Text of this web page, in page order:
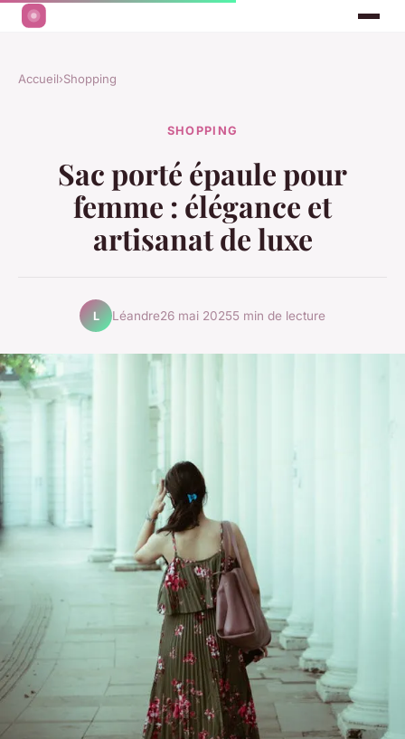
Accueil›Shopping
SHOPPING
Sac porté épaule pour
femme : élégance et
artisanat de luxe
L Léandre26 mai 20255 min de lecture